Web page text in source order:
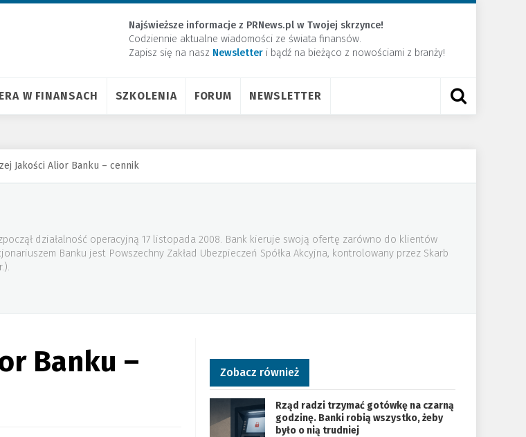
Najświeższe informacje z PRNews.pl w Twojej skrzynce!
Codziennie aktualne wiadomości ze świata finansów.
Zapisz się na nasz Newsletter ​i bądź na bieżąco z nowościami z branży!
W FINANSACH SZKOLENIA FORUM NEWSLETTER
Jakości Alior Banku – cennik
działalność operacyjną 17 listopada 2008. Bank kieruje swoją ofertę zarówno do klientów
Banku jest Powszechny Zakład Ubezpieczeń Spółka Akcyjna, kontrolowany przez Skarb
Banku –
Zobacz również
Rząd radzi trzymać gotówkę na czarną
godzinę. Banki robią wszystko, żeby
było o nią trudniej